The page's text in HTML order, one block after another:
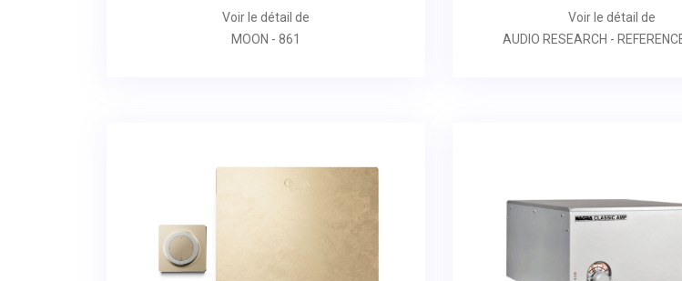
Voir le détail de
MOON - 861
Voir le détail de
AUDIO RESEARCH -